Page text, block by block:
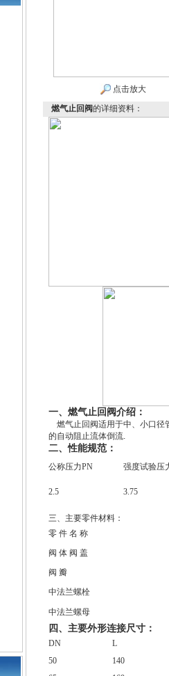
点击放大
燃气止回阀的详细资料：
一、燃气止回阀介绍：
燃气止回阀适用于中、小口径
的自动阻止流体倒流.
二、性能规范：
公称压力PN 强度试验压
2.5 3.75
三、主要零件材料：
零 件 名 称
阀 体 阀 盖
阀 瓣
中法兰螺栓
中法兰螺母
四、主要外形连接尺寸：
DN L
50
140